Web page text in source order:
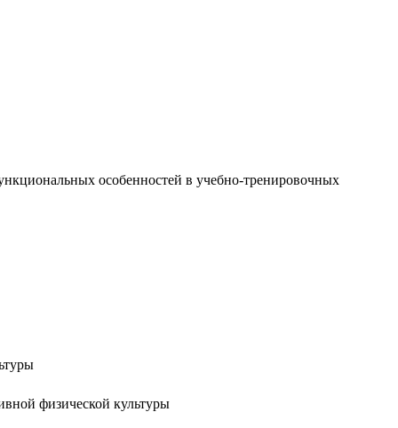
особенностей в учебно-тренировочных
физической культуры